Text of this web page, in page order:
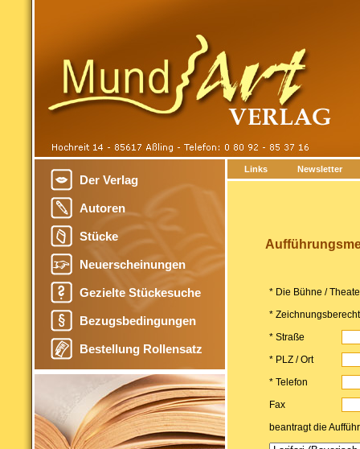
Der Verlag
Autoren
Stücke
Neuerscheinungen
Gezielte Stückesuche
Bezugsbedingungen
Bestellung Rollensatz
Links Newsletter
* Die Bühne /
*
* Straße
* PLZ / Ort
* Telefon
Fax
beantragt die